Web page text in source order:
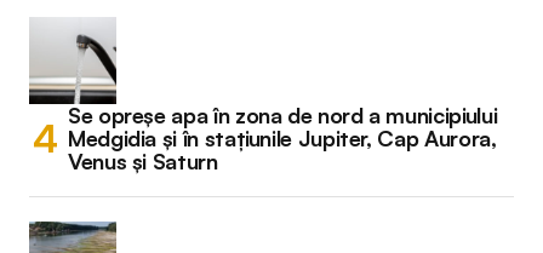
Se opreșe apa în zona de nord a municipiului
Medgidia și în stațiunile Jupiter, Cap Aurora,
Venus și Saturn